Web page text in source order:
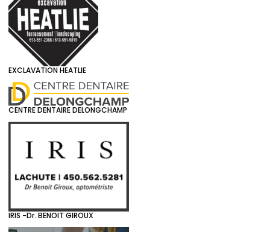
EXCLAVATION HEATLIE
CENTRE DENTAIRE DELONGCHAMP
IRIS -Dr. BENOIT GIROUX